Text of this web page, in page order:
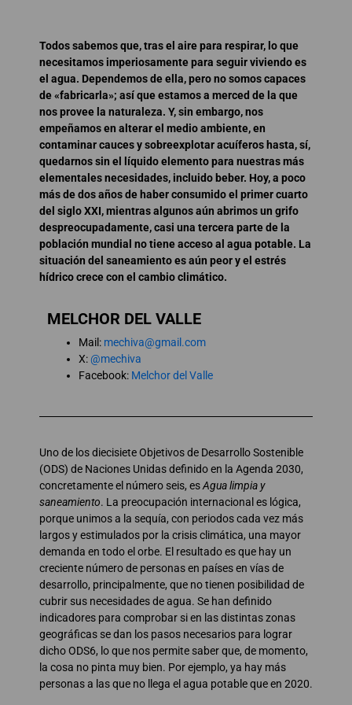
Todos sabemos que, tras el aire para respirar, lo que
necesitamos imperiosamente para seguir viviendo es
el agua. Dependemos de ella, pero no somos capaces
de «fabricarla»; así que estamos a merced de la que
nos provee la naturaleza. Y, sin embargo, nos
empeñamos en alterar el medio ambiente, en
contaminar cauces y sobreexplotar acuíferos hasta, sí,
quedarnos sin el líquido elemento para nuestras más
elementales necesidades, incluido beber. Hoy, a poco
más de dos años de haber consumido el primer cuarto
del siglo XXI, mientras algunos aún abrimos un grifo
despreocupadamente, casi una tercera parte de la
población mundial no tiene acceso al agua potable. La
situación del saneamiento es aún peor y el estrés
hídrico crece con el cambio climático.
MELCHOR DEL VALLE
Mail: mechiva@gmail.com
X:@mechiva
Facebook: Melchor del Valle
Uno de los diecisiete Objetivos de Desarrollo Sostenible
(ODS) de Naciones Unidas definido en la Agenda 2030,
concretamente el número seis, esAgua limpia y
saneamiento. La preocupación internacional es lógica,
porque unimos a la sequía, con periodos cada vez más
largos y estimulados por la crisis climática, una mayor
demanda en todo el orbe. El resultado es que hay un
creciente número de personas en países en vías de
desarrollo, principalmente, que no tienen posibilidad de
cubrir sus necesidades de agua. Se han definido
indicadores para comprobar si en las distintas zonas
geográficas se dan los pasos necesarios para lograr
dicho ODS6, lo que nos permite saber que, de momento,
la cosa no pinta muy bien. Por ejemplo, ya hay más
personas a las que no llega el agua potable que en 2020.